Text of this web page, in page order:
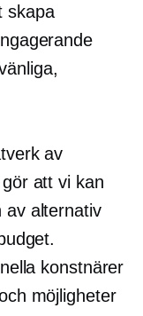
skapa
av
att vi kan
av alternativ
konstnärer
möjligheter